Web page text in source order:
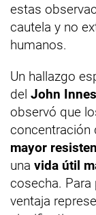
estas
cautela y no
humanos.
Un hallazgo
del John
observó que
concentración
mayor
una vida útil
cosecha.
ventaja